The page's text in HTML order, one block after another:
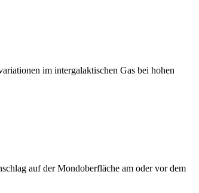
im intergalaktischen Gas bei hohen
auf der Mondoberfläche am oder vor dem